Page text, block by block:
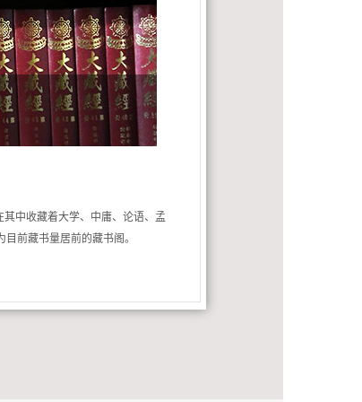
中收藏着大学、中庸、论语、孟
前藏书量居前的藏书阁。